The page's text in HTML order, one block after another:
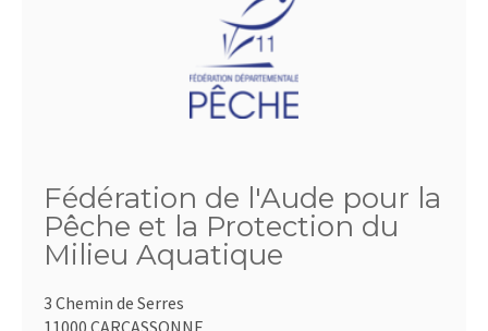
Fédération de l'Aude pour la
Pêche et la Protection du
Milieu Aquatique
3 Chemin de Serres
11000 CARCASSONNE